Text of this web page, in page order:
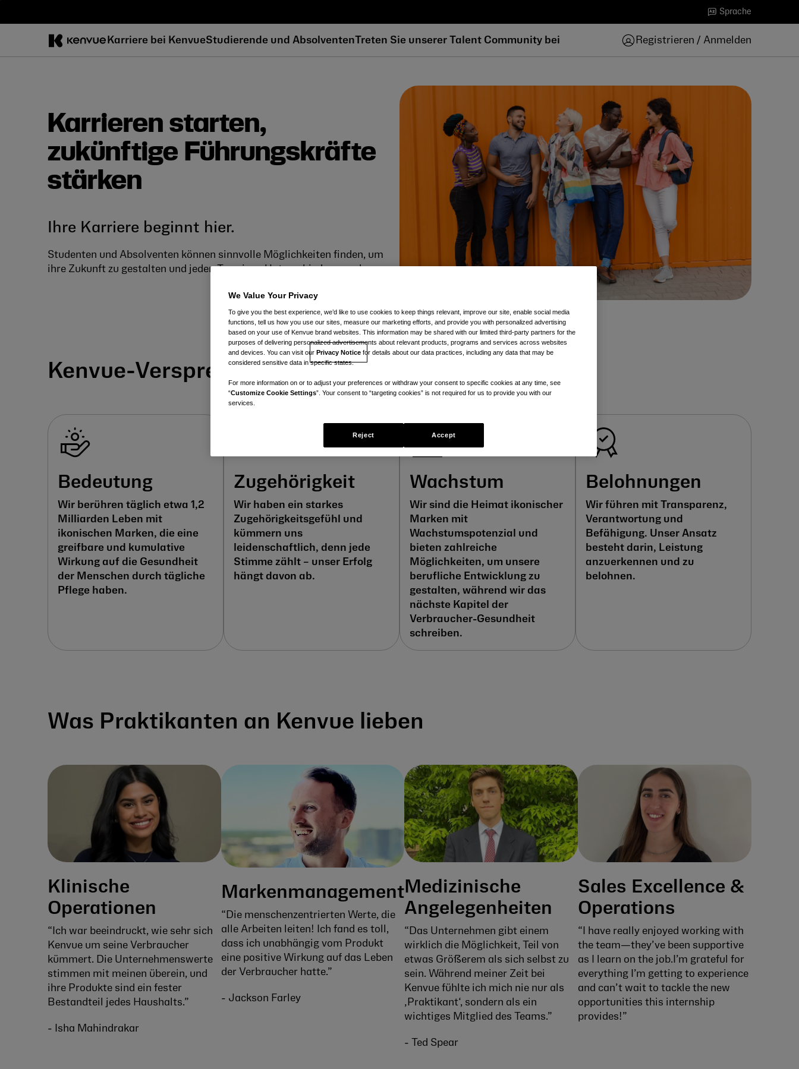
Sprache
Karriere bei KenvueStudierende und Absolventen Treten Sie unserer Talent Community bei Registrieren / Anmelden
Karrieren starten,
zukünftige Führungskräfte
stärken
Ihre Karriere beginnt hier.
Studenten und Absolventen können sinnvolle Möglichkeiten finden, um
ihre Zukunft zu gestalten und jeden Tag einen Unterschied zu machen.
Kenvue-Versprechen
Bedeutung
Wir berühren täglich etwa 1,2
Milliarden Leben mit
ikonischen Marken, die eine
greifbare und kumulative
Wirkung auf die Gesundheit
der Menschen durch tägliche
Pflege haben.
Zugehörigkeit
Wir haben ein starkes
Zugehörigkeitsgefühl und
kümmern uns
leidenschaftlich, denn jede
Stimme zählt – unser Erfolg
hängt davon ab.
Wachstum
Wir sind die Heimat ikonischer
Marken mit
Wachstumspotenzial und
bieten zahlreiche
Möglichkeiten, um unsere
berufliche Entwicklung zu
gestalten, während wir das
nächste Kapitel der
Verbraucher-Gesundheit
schreiben.
Belohnungen
Wir führen mit Transparenz,
Verantwortung und
Befähigung. Unser Ansatz
besteht darin, Leistung
anzuerkennen und zu
belohnen.
Was Praktikanten an Kenvue lieben
Klinische
Operationen
“Ich war beeindruckt, wie sehr sich
Kenvue um seine Verbraucher
kümmert. Die Unternehmenswerte
stimmen mit meinen überein, und
ihre Produkte sind ein fester
Bestandteil jedes Haushalts.”
- Isha Mahindrakar
Markenmanagement
“Die menschenzentrierten Werte, die
alle Arbeiten leiten! Ich fand es toll,
dass ich unabhängig vom Produkt
eine positive Wirkung auf das Leben
der Verbraucher hatte.”
- Jackson Farley
Medizinische
Angelegenheiten
“Das Unternehmen gibt einem
wirklich die Möglichkeit, Teil von
etwas Größerem als sich selbst zu
sein. Während meiner Zeit bei
Kenvue fühlte ich mich nie nur als
‚Praktikant‘, sondern als ein
wichtiges Mitglied des Teams.”
- Ted Spear
Sales Excellence &
Operations
“I have really enjoyed working with
the team—they’ve been supportive
as I learn on the job.I’m grateful for
everything I’m getting to experience
and can’t wait to tackle the new
opportunities this internship
provides!”
We Value Your Privacy
To give you the best experience, we’d like to use cookies to keep things relevant, improve our site, enable social media
functions, tell us how you use our sites, measure our marketing efforts, and provide you with personalized advertising
based on your use of Kenvue brand websites. This information may be shared with our limited third-party partners for the
purposes of delivering personalized advertisements about relevant products, programs and services across websites
and devices. You can visit our Privacy Notice for details about our data practices, including any data that may be
considered sensitive data in specific states.
For more information on or to adjust your preferences or withdraw your consent to specific cookies at any time, see
“Customize Cookie Settings”. Your consent to “targeting cookies” is not required for us to provide you with our
services.
Reject Accept